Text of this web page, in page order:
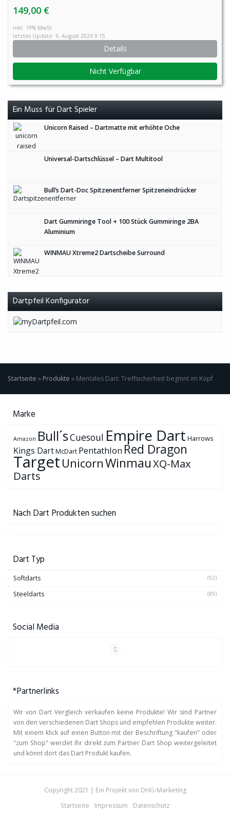
149,00 €
inkl. 19% MwSt.
letztes Update: 6. August 2026 9:15
Details
Nicht Verfügbar
Ein Muss für Dart Spieler
Unicorn Raised – Dartmatte mit erhöhte Oche
Universal-Dartschlüssel – Dart Multitool
Bull’s Dart-Doc Spitzenentferner Spitzeneindrücker
Dart Gummiringe Tool + 100 Stück Gummiringe 2BA
Aluminium
WINMAU Xtreme2 Dartscheibe Surround
Dartpfeil Konfigurator
Startseite » Produkte » Mentales Dart: Treffsicherheit beginnt im Kopf
Marke
Amazon Bull´sCuesoul Empire Dart Harrows
Kings DartMcDart Pentathlon Red Dragon
TargetUnicornWinmauXQ-Max
Darts
Nach Dart Produkten suchen
Dart Typ
Softdarts (92)
Steeldarts (89)
Social Media
*Partnerlinks
Wir von Dart Vergleich verkaufen keine Produkte! Wir sind Partner
von den verschiedenen Dart Shops und empfehlen Produkte weiter.
Mit einem klick auf einen Button mit der Beschriftung "kaufen" oder
"zum Shop" werdet Ihr direkt zum Partner Dart Shop weitergeleitet
und könnt dort das Dart Produkt kaufen.
Copyright 2021 | Ein Projekt von DHG-Marketing
Startseite
Impressum Datenschutz